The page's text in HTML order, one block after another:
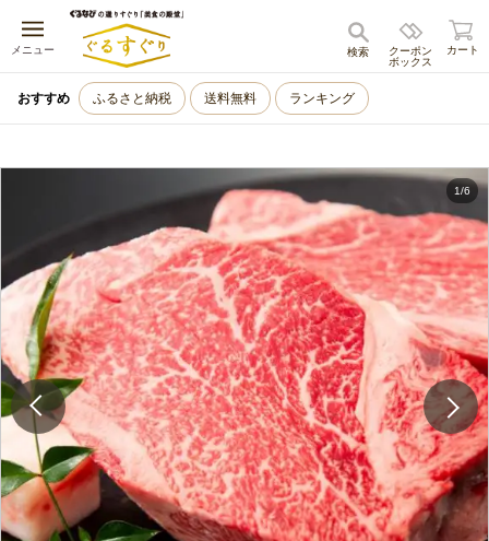
メニュー
キャンセル
クーポン
ボックス
検索 カート
おすすめ ふるさと納税 送料無料 ランキング
1/6